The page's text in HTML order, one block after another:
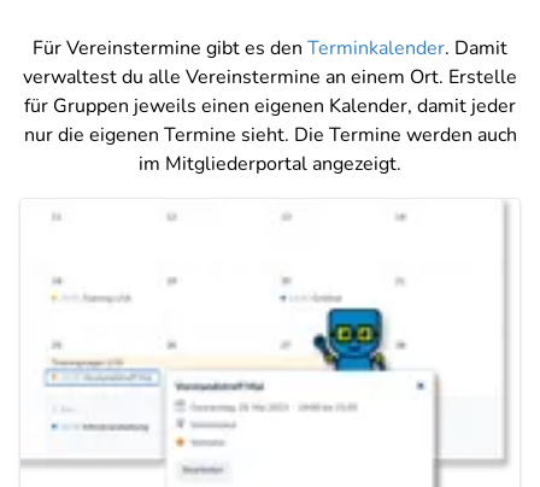
Für Vereinstermine gibt es den Terminkalender. Damit
verwaltest du alle Vereinstermine an einem Ort. Erstelle
für Gruppen jeweils einen eigenen Kalender, damit jeder
nur die eigenen Termine sieht. Die Termine werden auch
im Mitgliederportal angezeigt.